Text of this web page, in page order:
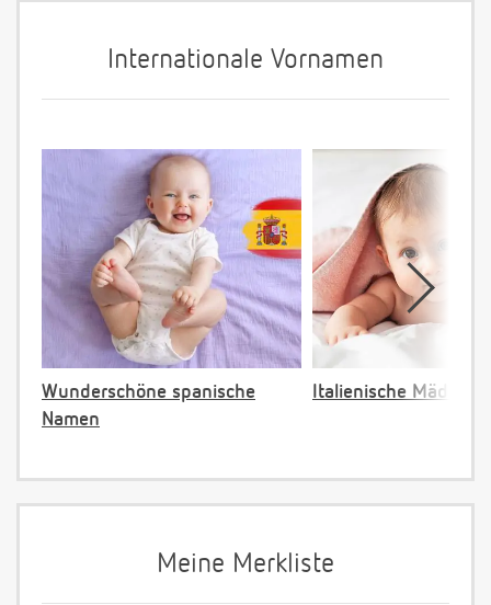
Internationale Vornamen
Wunderschöne spanische
Namen
Italienische
Meine Merkliste